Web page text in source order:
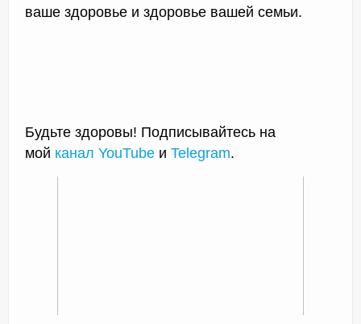
ваше здоровье и здоровье вашей семьи.
Будьте здоровы! Подписывайтесь на
мой канал YouTube и Telegram.